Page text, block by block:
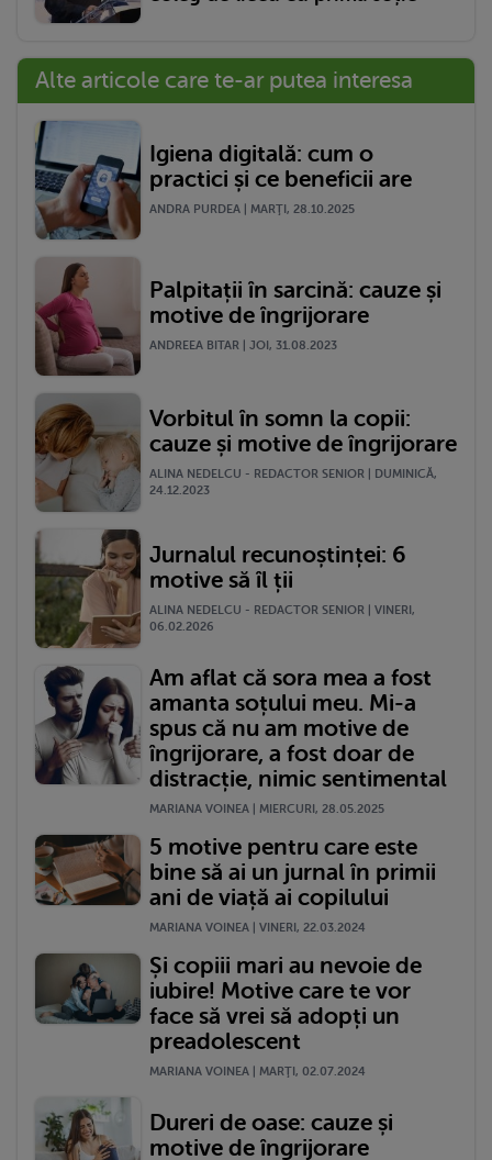
Alte articole care te-ar putea interesa
Igiena digitală: cum o
practici și ce beneficii are
ANDRA PURDEA | MARŢI, 28.10.2025
Palpitații în sarcină: cauze și
motive de îngrijorare
ANDREEA BITAR | JOI, 31.08.2023
Vorbitul în somn la copii:
cauze și motive de îngrijorare
ALINA NEDELCU - REDACTOR SENIOR | DUMINICĂ,
24.12.2023
Jurnalul recunoștinței: 6
motive să îl ții
ALINA NEDELCU - REDACTOR SENIOR | VINERI,
06.02.2026
Am aflat că sora mea a fost
amanta soțului meu. Mi-a
spus că nu am motive de
îngrijorare, a fost doar de
distracție, nimic sentimental
MARIANA VOINEA | MIERCURI, 28.05.2025
5 motive pentru care este
bine să ai un jurnal în primii
ani de viață ai copilului
MARIANA VOINEA | VINERI, 22.03.2024
Și copiii mari au nevoie de
iubire! Motive care te vor
face să vrei să adopți un
preadolescent
MARIANA VOINEA | MARŢI, 02.07.2024
Dureri de oase: cauze și
motive de îngrijorare